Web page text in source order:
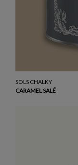
SOLS CHALKY
CARAMEL SALÉ